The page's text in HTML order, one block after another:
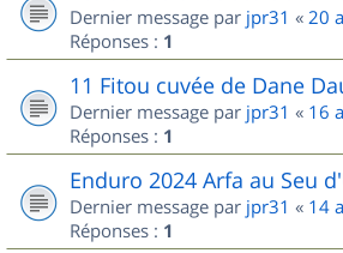
Dernier message par jpr31 « 20
Réponses : 1
11 Fitou cuvée de Dane
Dernier message par jpr31 « 16
Réponses : 1
Enduro 2024 Arfa au Seu
Dernier message par jpr31 « 14
Réponses : 1